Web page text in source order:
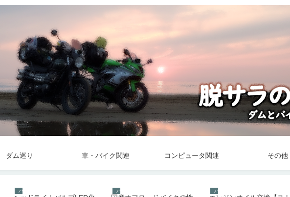
ダム巡り 車・バイク関連 コンピュータ関連 その他
バイク バイク バイク